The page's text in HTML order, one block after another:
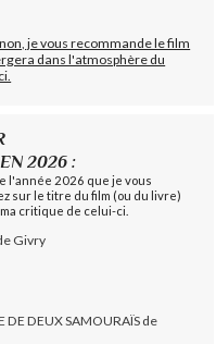
je vous recommande le film
dans l'atmosphère du
2026 :
l'année 2026 que je vous
sur le titre du film (ou du livre)
critique de celui-ci.
Givry
DE DEUX SAMOURAÏS de